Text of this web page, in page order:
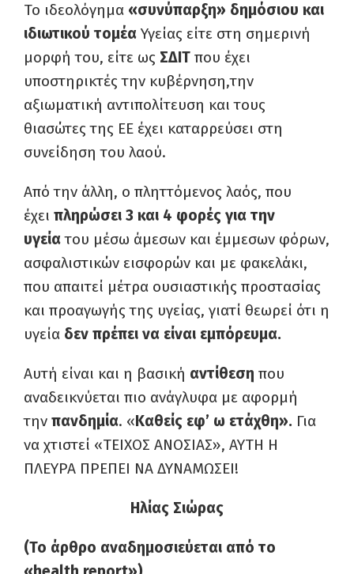
Το ιδεολόγημα «συνύπαρξη» δημόσιου και
ιδιωτικού τομέα Υγείας είτε στη σημερινή
μορφή του, είτε ως ΣΔΙΤ που έχει
υποστηρικτές την κυβέρνηση,την
αξιωματική αντιπολίτευση και τους
θιασώτες της ΕΕ έχει καταρρεύσει στη
συνείδηση του λαού.
Από την άλλη, ο πληττόμενος λαός, που
έχει πληρώσει 3 και 4 φορές για την
υγείατου μέσω άμεσων και έμμεσων φόρων,
ασφαλιστικών εισφορών και με φακελάκι,
που απαιτεί μέτρα ουσιαστικής προστασίας
και προαγωγής της υγείας, γιατί θεωρεί ότι η
υγεία δεν πρέπει να είναι εμπόρευμα.
Αυτή είναι και η βασική αντίθεση που
αναδεικνύεται πιο ανάγλυφα με αφορμή
την πανδημία. «Καθείς εφ’ ω ετάχθη». Για
να χτιστεί «ΤΕΙΧΟΣ ΑΝΟΣΙΑΣ», ΑΥΤΗ Η
ΠΛΕΥΡΑ ΠΡΕΠΕΙ ΝΑ ΔΥΝΑΜΩΣΕΙ!
Ηλίας Σιώρας
(Το άρθρο αναδημοσιεύεται από το